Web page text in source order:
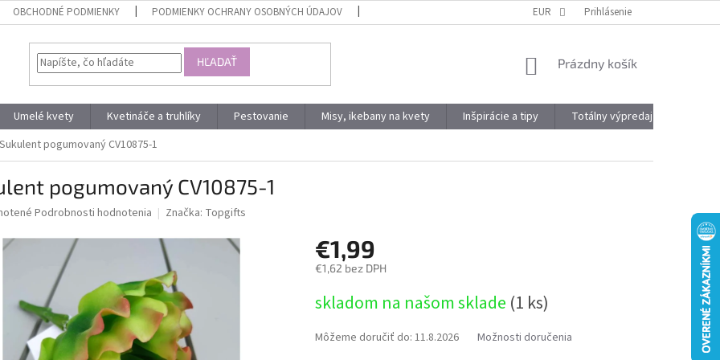
OBCHODNÉ PODMIENKY PODMIENKY OCHRANY OSOBNÝCH ÚDAJOV OBJEMOVÉ ZĽAVY VÝHODY REGISTRÁCIE
EUR Prihlásenie
HĽADAŤ
NÁKUPNÝ
Prázdny košík
Umelé kvety Kvetináče a truhlíky Pestovanie Misy, ikebany na kvety Inšpirácie a tipy Totálny výpredaj
Sukulent pogumovaný CV10875-1
pogumovaný CV10875-1
Podrobnosti hodnotenia Značka: Topgifts
€1,99
€1,62 bez DPH
cena:
skladom na našom sklade (1 ks)
Môžeme doručiť do: 11.8.2026 Možnosti doručenia